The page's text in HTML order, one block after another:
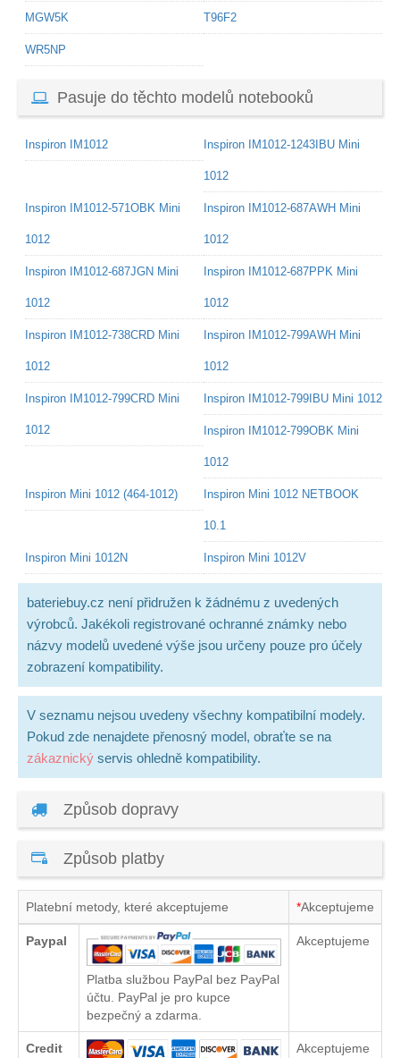
MGW5K T96F2
WR5NP
Pasuje do těchto modelů notebooků
Inspiron IM1012 Inspiron IM1012-1243IBU Mini
1012
Inspiron IM1012-571OBK Mini
1012
Inspiron IM1012-687AWH Mini
1012
Inspiron IM1012-687JGN Mini
1012
Inspiron IM1012-687PPK Mini
1012
Inspiron IM1012-738CRD Mini
1012
Inspiron IM1012-799AWH Mini
1012
Inspiron IM1012-799CRD Mini
1012
Inspiron IM1012-799IBU Mini 1012
Inspiron IM1012-799OBK Mini
1012
Inspiron Mini 1012 (464-1012) Inspiron Mini 1012 NETBOOK
10.1
Inspiron Mini 1012N Inspiron Mini 1012V
bateriebuy.cz není přidružen k žádnému z uvedených
výrobců. Jakékoli registrované ochranné známky nebo
názvy modelů uvedené výše jsou určeny pouze pro účely
zobrazení kompatibility.
V seznamu nejsou uvedeny všechny kompatibilní modely.
Pokud zde nenajdete přenosný model, obraťte se na
zákaznický servis ohledně kompatibility.
Způsob dopravy
Způsob platby
Platební metody, které akceptujeme *Akceptujeme
Paypal
Platba službou PayPal bez PayPal
účtu. PayPal je pro kupce
bezpečný a zdarma.
Akceptujeme
Credit
Akceptujeme